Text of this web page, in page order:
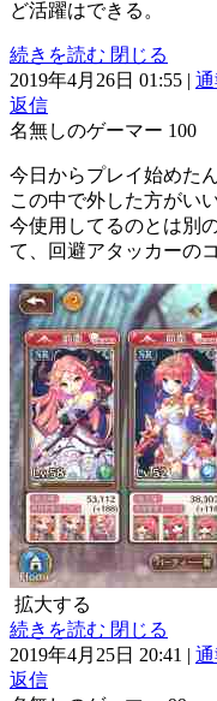
ど活躍はできる。
続きを読む 閉じる
2019年4月26日 01:55 | 通
返信
名無しのゲーマー 100
今日からプレイ始めた
この中で外した方がい
今使用してるのとは別
て、回避アタッカーの
拡大する
続きを読む 閉じる
2019年4月25日 20:41 | 通
返信